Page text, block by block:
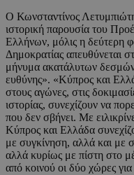
Ο Κωνσταντίνος
ιστορική παρουσία του
Ελλήνων, μόλις η δεύτερη
Δημοκρατίας απευθύνεται
μήνυμα ακατάλυτων δεσμών
ευθύνης». «Κύπρος και
στους αγώνες, στις
ιστορίας, συνεχίζουν να
που δεν σβήνει. Με
Κύπρος και Ελλάδα
με συγκίνηση, αλλά και με
αλλά κυρίως με πίστη στο
από κοινού οι δύο χώρες